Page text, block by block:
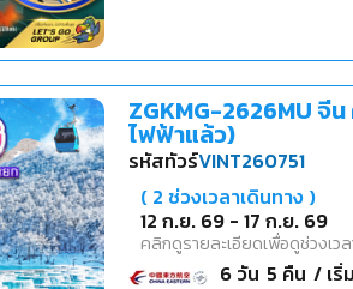
ZGKMG-2626MU จี
ไฟฟ้าแล้ว)
รหัสทัวร์VINT260751
( 2 ช่วงเวลาเดินทาง )
12 ก.ย. 69 -17 ก.ย. 69
คลิกดูรายละเอียดเพื่อดูช่วงเวล
6วัน 5 คืน / เริ่